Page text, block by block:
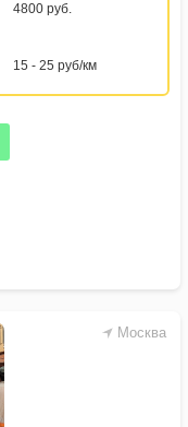
4800 руб.
15 - 25 руб/км
Москва